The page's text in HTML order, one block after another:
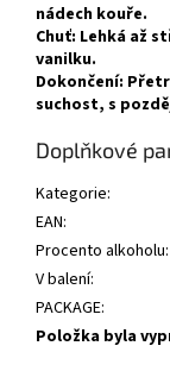
nádech kouře.
Chuť: Lehká až
vanilku.
Dokončení:
suchost, s
Doplňkové
Kategorie:
EAN:
Procento alkoholu:
V balení:
PACKAGE:
Položka byla